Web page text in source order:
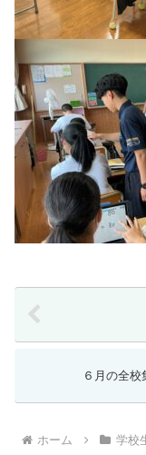
６月の全
ホーム 学校